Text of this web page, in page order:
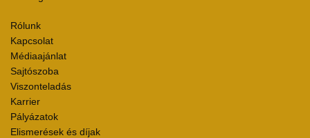
Rólunk
Kapcsolat
Médiaajánlat
Sajtószoba
Viszonteladás
Karrier
Pályázatok
Elismerések és díjak